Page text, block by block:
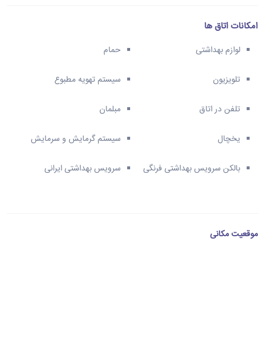
امکانات اتاق ها
لوازم بهداشتی حمام
تلویزیون سیستم تهویه مطبوع
تلفن در اتاق مبلمان
یخچال سیستم گرمایش و سرمایش
بالکن سرویس بهداشتی فرنگی سرویس بهداشتی ایرانی
موقعیت مکانی